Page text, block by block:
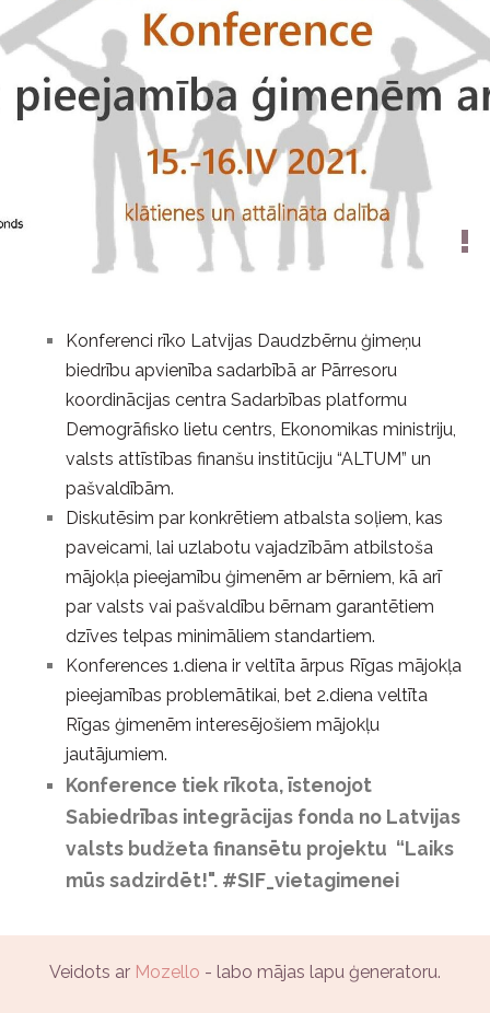
Konferenci rīko Latvijas Daudzbērnu ģimeņu
biedrību apvienība sadarbībā ar Pārresoru
koordinācijas centra Sadarbības platformu
Demogrāfisko lietu centrs, Ekonomikas ministriju,
valsts attīstības finanšu institūciju “ALTUM” un
pašvaldībām.
Diskutēsim par konkrētiem atbalsta soļiem, kas
paveicami, lai uzlabotu vajadzībām atbilstoša
mājokļa pieejamību ģimenēm ar bērniem, kā arī
par valsts vai pašvaldību bērnam garantētiem
dzīves telpas minimāliem standartiem.
Konferences 1.diena ir veltīta ārpus Rīgas mājokļa
pieejamības problemātikai, bet 2.diena veltīta
Rīgas ģimenēm interesējošiem mājokļu
jautājumiem.
Konference tiek rīkota, īstenojot
Sabiedrības integrācijas fonda no Latvijas
valsts budžeta finansētu projektu “Laiks
mūs sadzirdēt!". #SIF_vietagimenei
Veidots ar Mozello - labo mājas lapu ģeneratoru.